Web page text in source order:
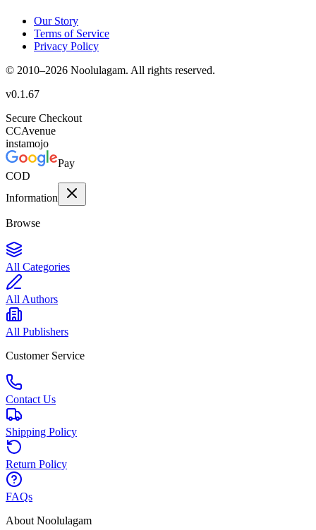
Our Story
Terms of Service
Privacy Policy
© 2010–2026 Noolulagam. All rights reserved.
v0.1.67
Secure Checkout
CCAvenue
instamojo
Pay
COD
Information
Browse
All Categories
All Authors
All Publishers
Customer Service
Contact Us
Shipping Policy
Return Policy
FAQs
About Noolulagam